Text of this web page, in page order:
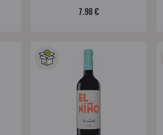
7.98 €